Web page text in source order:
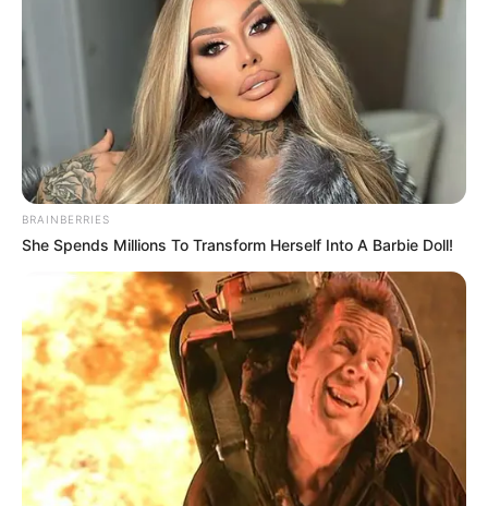
NOTICIAS ANTIOQUIA
Habilitan la vía Medellín -
la Costa Atlántica luego de
trabajos del Ejército y
antiexplosivos
Para evitar accidentes,
autoridades en Sabaneta
reducen el límite de
velocidad en la avenida
Las Vegas
NOTICIAS ANTIOQUIA
Viajeros ahorrarán tiempo
para llegar al aeropuerto
BRAINBERRIES
She Spends Millions To Transform Herself Into A Barbie Doll!